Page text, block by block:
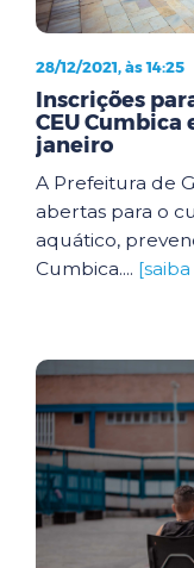
28/12/2021, às 14:25
Inscrições
CEU Cumbica
janeiro
A Prefeitura de
abertas para o
aquático,
Cumbica....